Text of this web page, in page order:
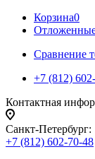
Корзина0
Сравнение
+7 (812)
Контактная
Санкт-Петербург:
+7 (812) 602-70-48